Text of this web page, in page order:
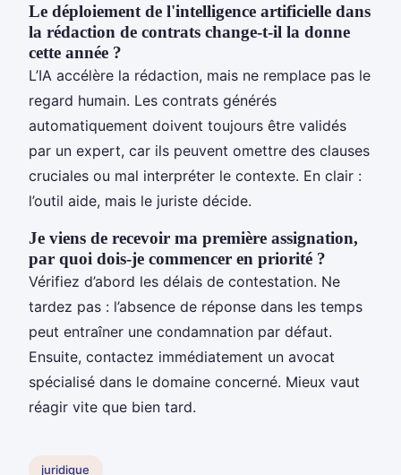
Le déploiement de l'intelligence artificielle dans
la rédaction de contrats change-t-il la donne
cette année ?
L’IA accélère la rédaction, mais ne remplace pas le
regard humain. Les contrats générés
automatiquement doivent toujours être validés
par un expert, car ils peuvent omettre des clauses
cruciales ou mal interpréter le contexte. En clair :
l’outil aide, mais le juriste décide.
Je viens de recevoir ma première assignation,
par quoi dois-je commencer en priorité ?
Vérifiez d’abord les délais de contestation. Ne
tardez pas : l’absence de réponse dans les temps
peut entraîner une condamnation par défaut.
Ensuite, contactez immédiatement un avocat
spécialisé dans le domaine concerné. Mieux vaut
réagir vite que bien tard.
juridique